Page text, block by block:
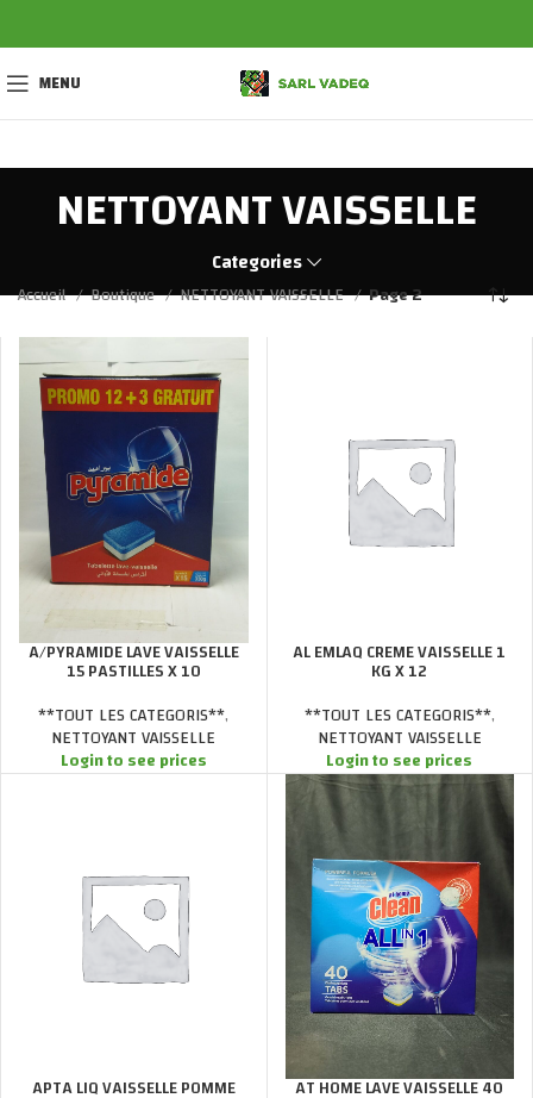
MENU
NETTOYANT VAISSELLE
Categories
Accueil Boutique NETTOYANT VAISSELLE Page 2
A/PYRAMIDE LAVE VAISSELLE
15 PASTILLES X 10
**TOUT LES CATEGORIS**,
NETTOYANT VAISSELLE
Login to see prices
AL EMLAQ CREME VAISSELLE 1
KG X 12
**TOUT LES CATEGORIS**,
NETTOYANT VAISSELLE
Login to see prices
APTA LIQ VAISSELLE POMME AT HOME LAVE VAISSELLE 40